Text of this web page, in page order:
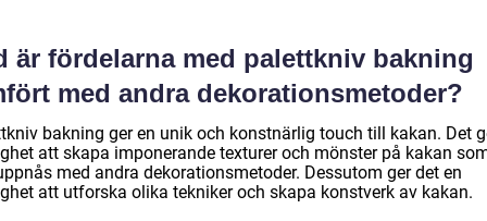
är fördelarna med palettkniv bakning
med andra dekorationsmetoder?
bakning ger en unik och konstnärlig touch till kakan. Det
att skapa imponerande texturer och mönster på kakan
med andra dekorationsmetoder. Dessutom ger det en
att utforska olika tekniker och skapa konstverk av kakan.